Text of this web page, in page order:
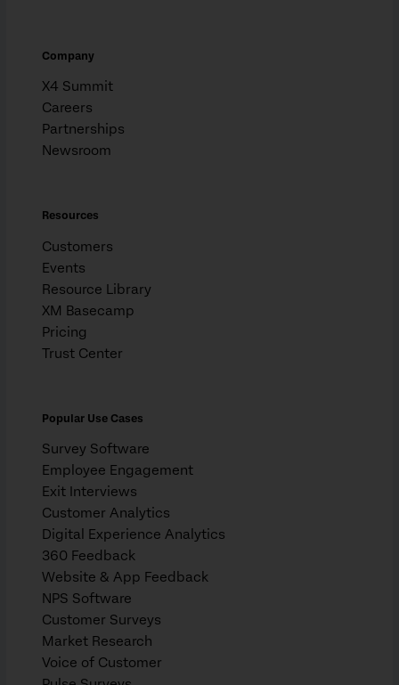
Company
X4 Summit
Careers
Partnerships
Newsroom
Resources
Customers
Events
Resource Library
XM Basecamp
Pricing
Trust Center
Popular Use Cases
Survey Software
Employee Engagement
Exit Interviews
Customer Analytics
Digital Experience Analytics
360 Feedback
Website & App Feedback
NPS Software
Customer Surveys
Market Research
Voice of Customer